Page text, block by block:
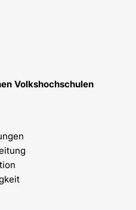
Volkshochschulen